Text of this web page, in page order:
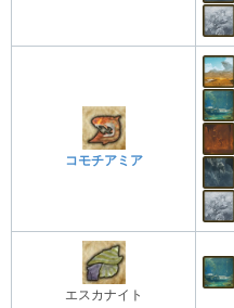
コモチアミア
エスカナイト